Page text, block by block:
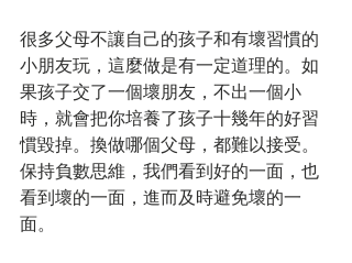
很多父母不讓自己的孩子和有壞習慣的
小朋友玩，這麼做是有一定道理的。如
果孩子交了一個壞朋友，不出一個小
時，就會把你培養了孩子十幾年的好習
慣毀掉。換做哪個父母，都難以接受。
保持負數思維，我們看到好的一面，也
看到壞的一面，進而及時避免壞的一
面。